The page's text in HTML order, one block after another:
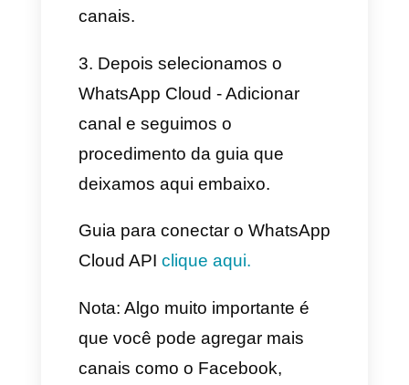
fechamento das conversas. O
primeiro passo é centralizar
todas as mensagens do
WhatsApp em uma bandeja de
entrada que não seja o mesmo
medir e obter melhores
O primeiro passo para fazer
isso é adicionar o WhatsApp no